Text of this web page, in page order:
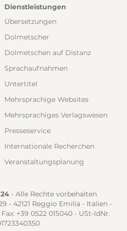
Dienstleistungen
Übersetzungen
Dolmetscher
Dolmetschen auf Distanz
Sprachaufnahmen
Untertitel
Mehrsprachige Websites
Mehrsprachiges Verlagswesen
Presseservice
Internationale Recherchen
Veranstaltungsplanung
- Alle Rechte vorbehalten
- 42121 Reggio Emilia - Italien -
+39 0522 015040 - USt-IdNr.